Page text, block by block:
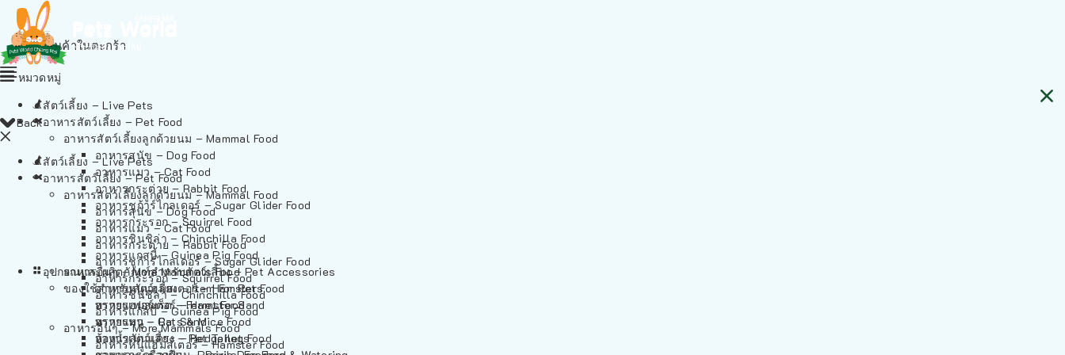
ไม่มีสินค้าในตะกร้า
Back
สัตว์เลี้ยง – Live Pets
อาหารสัตว์เลี้ยง – Pet Food
อาหารสัตว์เลี้ยงลูกด้วยนม – Mammal Food
อาหารสุนัข – Dog Food
อาหารแมว – Cat Food
อาหารกระต่าย – Rabbit Food
อาหารชูก้าร์ไกลเดอร์ – Sugar Glider Food
อาหารกระรอก – Squirrel Food
อาหารชินชิล่า – Chinchilla Food
อาหารแกสบี้ – Guinea Pig Food
อาหารอื่นๆ – More Mammals Food
อาหารหนูแฮมสเตอร์ – Hamster Food
หมวดหมู่
สัตว์เลี้ยง – Live Pets
อาหารสัตว์เลี้ยง – Pet Food
อาหารสัตว์เลี้ยงลูกด้วยนม – Mammal Food
อาหารสุนัข – Dog Food
อาหารแมว – Cat Food
อาหารกระต่าย – Rabbit Food
อาหารชูก้าร์ไกลเดอร์ – Sugar Glider Food
อาหารกระรอก – Squirrel Food
อาหารชินชิล่า – Chinchilla Food
อาหารแกสบี้ – Guinea Pig Food
อาหารอื่นๆ – More Mammals Food
อาหารหนูแฮมสเตอร์ – Hamster Food
อาหารเฟอร์เร็ต – Ferret Food
อาหารหนู – Rats & Mice Food
อาหารเม่นแคระ – Hedgehog Food
อุปกรณและผลิตภัณฑ์สำหรับสัตว์เลี้ยง – Pet Accessories
ของใช้สำหรับสัตว์เลี้ยง – Item For Pets
ทรายแฮมสเตอร์ – Hamster Sand
ทรายแมว – Cat Sand
ห้องน้ำสัตว์เลี้ยง – Pet Toilets